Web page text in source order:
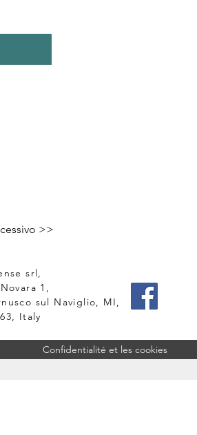
>>
srl,
1,
sul Naviglio, MI,
Italy
Confidentialité et les cookies